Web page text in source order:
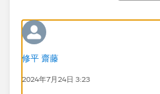
修平 齋藤
2024年7月24日 3:23